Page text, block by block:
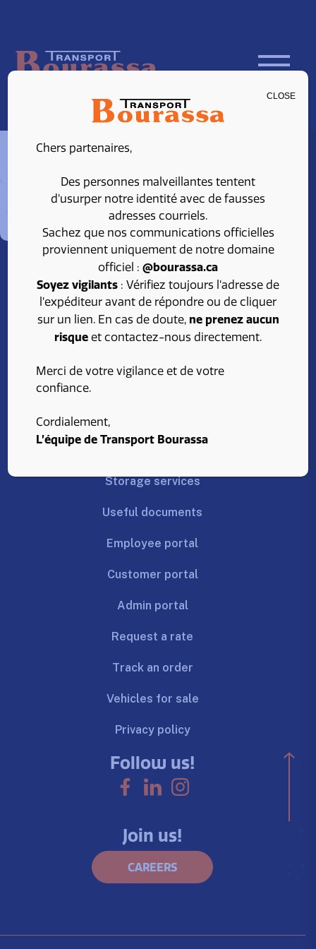
Main
450 346-5313
Montreal
Toll free
800 363-9254
Saint-Jean-sur-Richelieu
Transport services
Storage services
Useful documents
Employee portal
Customer portal
Admin portal
Request a rate
Track an order
Vehicles for sale
Privacy policy
Follow us!
Join us!
CAREERS
Chers partenaires,
Des personnes malveillantes tentent
d’usurper notre identité avec de fausses
adresses courriels.
Sachez que nos communications officielles
proviennent uniquement de notre domaine
officiel : @bourassa.ca
Soyez vigilants : Vérifiez toujours l’adresse de
l’expéditeur avant de répondre ou de cliquer
sur un lien. En cas de doute, ne prenez aucun
risque et contactez-nous directement.
Merci de votre vigilance et de votre
confiance.
Cordialement,
L’équipe de Transport Bourassa
CLOSE